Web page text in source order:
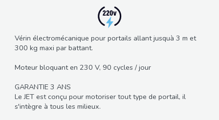
Vérin électromécanique pour portails allant jusquà 3 m et
300 kg maxi par battant.
Moteur bloquant en 230 V, 90 cycles / jour
GARANTIE 3 ANS
Le JET est conçu pour motoriser tout type de portail, il
s'intègre à tous les milieux.